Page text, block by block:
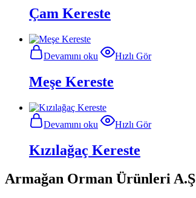
Çam Kereste
Devamını oku Hızlı Gör
Meşe Kereste
Devamını oku Hızlı Gör
Kızılağaç Kereste
Armağan Orman Ürünleri A.Ş